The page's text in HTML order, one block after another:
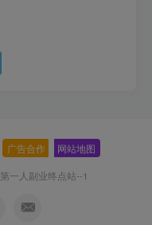
广告合作 网站地图
第一人副业终点站--1